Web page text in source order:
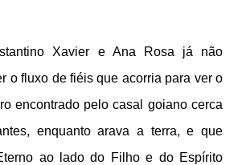
Xavier e Ana Rosa já não
o fluxo de fiéis que acorria para ver o
encontrado pelo casal goiano cerca
enquanto arava a terra, e que
ao lado do Filho e do Espírito